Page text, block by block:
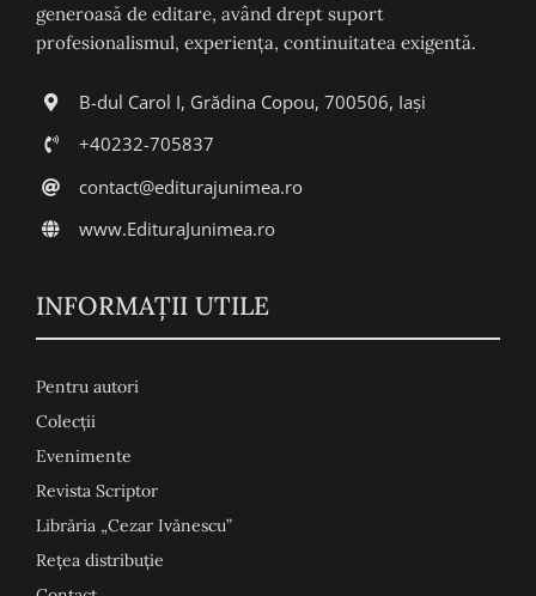
generoasă de editare, având drept suport
profesionalismul, experiența, continuitatea exigentă.
B-dul Carol I, Grădina Copou, 700506, Iași
+40232-705837
contact@editurajunimea.ro
www.EdituraJunimea.ro
INFORMAŢII UTILE
Pentru autori
Colecţii
Evenimente
Revista Scriptor
Librăria „Cezar Ivănescu”
Rețea distribuție